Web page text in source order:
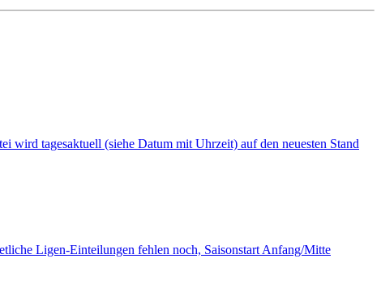
wird tagesaktuell (siehe Datum mit Uhrzeit) auf den neuesten Stand
Ligen-Einteilungen fehlen noch, Saisonstart Anfang/Mitte